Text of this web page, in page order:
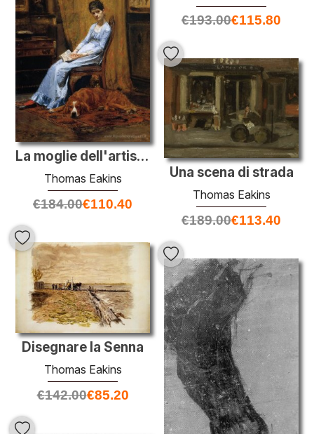
€193.00€115.80
La moglie dell'artista e il suo cane Setter
Thomas Eakins
€184.00€110.40
Una scena di strada
Thomas Eakins
€189.00€113.40
Disegnare la Senna
Thomas Eakins
€142.00€85.20